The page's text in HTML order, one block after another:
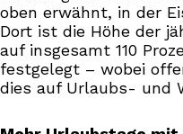
oben erwähnt, in der
Dort ist die Höhe der
auf insgesamt 110
festgelegt – wobei
dies auf Urlaubs- und